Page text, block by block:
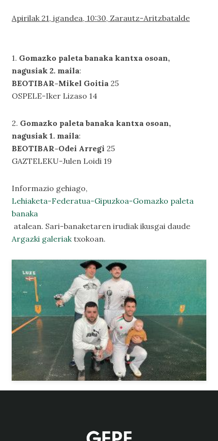
Apirilak 21, igandea, 10:30, Zarautz-Aritzbatalde
1. Gomazko paleta banaka kantxa osoan,
nagusiak 2. maila:
BEOTIBAR-Mikel Goitia 25
OSPELE-Iker Lizaso 14
2. Gomazko paleta banaka kantxa osoan,
nagusiak 1. maila:
BEOTIBAR-Odei Arregi 25
GAZTELEKU-Julen Loidi 19
Informazio gehiago,
Lehiaketa-Federatua-Gipuzkoa-Gomazko paleta
banaka
atalean. Sari-banaketaren irudiak ikusgai daude
Argazki galeriaktxokoan.